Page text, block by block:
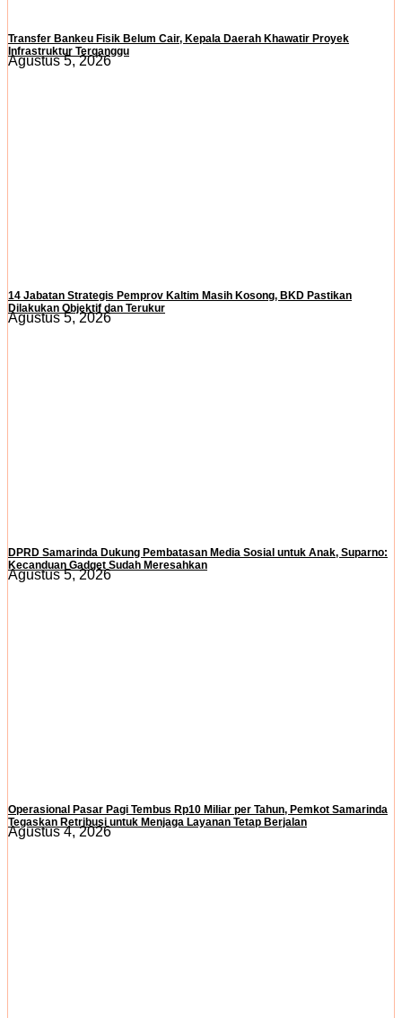
Transfer Bankeu Fisik Belum Cair, Kepala Daerah Khawatir Proyek
Infrastruktur Terganggu
Agustus 5, 2026
14 Jabatan Strategis Pemprov Kaltim Masih Kosong, BKD Pastikan
Dilakukan Objektif dan Terukur
Agustus 5, 2026
DPRD Samarinda Dukung Pembatasan Media Sosial untuk Anak, Suparno:
Kecanduan Gadget Sudah Meresahkan
Agustus 5, 2026
Operasional Pasar Pagi Tembus Rp10 Miliar per Tahun, Pemkot Samarinda
Tegaskan Retribusi untuk Menjaga Layanan Tetap Berjalan
Agustus 4, 2026